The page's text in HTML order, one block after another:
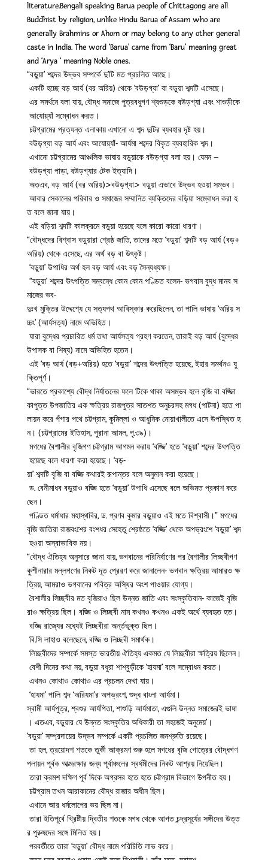
literature.Bengali speaking Barua people of Chittagong are all
Buddhist by religion, unlike Hindu Barua of Assam who are
generally Brahmins or Ahom or may belong to any other general
caste in India. The word ‘Barua’ came from ‘Baru’ meaning great
and ‘Arya ‘ meaning Noble ones.
“বড়ুয়া’ শব্দের উদ্ভব সম্পর্কে দু’টি মত প্রচলিত আছে।
একটি হচ্ছে বড় আর্য (বর অরিয়) থেকে ‘বউড়গ্যা’ বা বড়ুয়া শব্দটি এসেছে।
এর সমর্থনে বলা যায়, বৌদ্ধ সমাজে পুত্রবধুগণ শ্বশুড়কে বউড়গ্যা এবং শাশুড়ীকে
আযোয়্যাঁ সম্বোধন করত।
চট্টগ্রামের প্রত্যন্ত এলাকায় এখানো এ শব্দ দুটির ব্যবহার দৃষ্ট হয়।
বউড়গ্যা বড় আর্য এবং আযোয়্যাঁ- আর্যমা শব্দের বিকৃত ব্যবহারিক শব্দ।
এখানো চট্টগ্রামের আঞ্চলিক ভাষায় বড়ুয়াকে বউড়গ্যা বলা হয়। যেমন –
বউড়গ্যা পাড়া, বউড়গ্যার টেক ইত্যাদি।
অতএব, বড় আর্য (বর অরিয়)>বউড়গ্যা> বড়ুয়া এভাবে উদ্ভব হওয়া সম্ভব।
আবার সেকালের পরিবার ও সমাজের সম্মানিত ব্যক্তিদের বড়িয়া সম্বোধন করা হ
ত বলে জানা যায়।
এই বড়িয়া শব্দটি কালক্রমে বড়ুয়া হয়েছে বলে কারো কারো ধারণা।
“বৌদ্ধদের বিশ্বাস বড়ুয়ারা শ্রেষ্ঠ জাতি, তাদের মতে ‘বড়ুয়া’ শব্দটি বড় আর্য (বড়+
অরিয়) থেকে এসেছে, এর অর্থ বড় বা উৎকৃষ্ট।
‘বড়ুয়া’ উপাধির অর্থ হল বড় আর্য এবং বড় সৈন্যধ্যক্ষ।
“বড়ুয়া’ শব্দের উৎপত্তি সম্বন্ধে কোন কোন পণ্ডিত বলেন- ভগবান বুদ্ধ মানব স
মাজের ভব-
দুঃখ মুক্তির উদ্দেশ্যে যে সত্যপথ আবিস্কার করেছিলেন, তা পালি ভাষায় ‘অরিয় স
চ্চং’ (আর্যসত্য) নামে অভিহিত।
যারা বুদ্ধের প্রচারিত ধর্ম তথা আর্যসত্য গ্রহণ করতেন, তারাই বড় আর্য (বুদ্ধের
উপাসক বা শিষ্য) নামে অভিহিত হতেন।
এই ‘বড় আর্য (বড়+অরিয়) হতে ‘বড়ুয়া’ শব্দের উৎপত্তি হয়েছে, ইহার সমর্থনও যু
ক্তিপূর্ণ।
“ভারতে প্রকাশ্যে বৌদ্ধ নির্যাতনের ফলে টিকে থাকা অসম্ভব হলে বৃজি বা বজ্জিা
কাপুত্ত উপজাতির এক ক্ষত্রিয় রাজপুত্র সাতশত অনুচরসহ মগধ (পাটনা) হতে পা
লায়ন করে পঁগার পথে চট্টগ্রাম, কুমিল্লা ও আধুনিক নোয়াখালীতে এসে উপস্থিত হ
ন। (চট্টগ্রামের ইতিহাস, পুরানা আমল, পৃ.৩৯)।
মগধের বৈশালীর বৃজিগণ চট্টগ্রাম আগমন করায় ‘বজ্জি’ হতে ‘বড়ুয়া’ শব্দের উৎপত্তি
হয়েছে বলে ধারণা করা হয়েছে। ‘বড়-
য়া’ শব্দটি বৃজি বা বজ্জি কথারই রূপান্তর বলে অনুমান করা হয়েছে।
ড. বেনীমাধব বড়ুয়াও বজ্জি হতে ‘বড়ুয়া’ উপাধি এসেছে বলে অভিমত প্রকাশ করে
ছেন।
পণ্ডিত ধর্মাধার মহাস্থবির, ড. প্রণব কুমার বড়ুয়াও এই মতে বিশ্বাসী।” মগধের
বৃজি জাতিরা রাজবংশের বংশধর সেহেতু শ্রেষ্ঠতে ‘বজ্জি’ থেকে অপভ্রংশে ‘বড়ুয়া’ শব্দ
হওয়া অস্বাভাবিক নয়।
“বৌদ্ধ ঐতিহ্য অনুসারে জানা যায়, ভগবানের পরিনির্বাণের পর বৈশালীর লিচ্ছবীগণ
কুশীনারার মল্লগণের নিকট দূত প্রেরণ করে জানালেন- ভগবান ক্ষত্রিয় আমারও ক্ষ
ত্রিয়, আমরাও ভগবানের পবিত্র অস্থির অংশ পাওয়ার যোগ্য।
বৈশালীর লিচ্ছবীর মত বৃজিরাও ছিল উন্নত জাতি এবং সংস্কৃতিবান- কাজেই বৃজি
রাও ক্ষত্রিয় ছিল। বজ্জি ও লিচ্ছবী নাম কখনও কখনও একই অর্থে ব্যবহৃত হত।
বজ্জি রাজ্যের মধ্যেই লিচ্ছবীরা অর্ন্তভূক্ত ছিল।
বি.সি লাহাও বলেছেনে, বজ্জি ও লিচ্ছবী সমার্থক।
লিচ্ছবীদের সম্পর্কে সমস্ত ভারতীয় ঐতিহ্য একমত যে লিচ্ছবীরা ক্ষত্রিয় ছিলেন।
বেশী দিনের কথা নয়, বড়ুয়া বধুরা শাশ্বুড়ীকে ‘হাযমা’ বলে সম্বোধন করত।
এখনও কোথাও কোথাও এর প্রচলন দেখা যায়।
‘হাযমা’ পালি শব্দ ‘অরিযমা’র অপভ্রংশ, শুদ্ধ বাংলা আর্যমা।
স্বামী আর্যপুত্র, শ্বশুর আর্যপিতা, শাশুড়ি আর্যমাতা, এগুলি উন্নত সমাজেরই ভাষা
। এতএব, বড়ুয়ার যে উন্নত সংস্কৃতির অধিকারী তা সহজেই অনুমেয়’।
’বড়ুয়া’ সম্প্রদায়ের উদ্ভব সম্পর্কে একটি প্রচলিত জনশ্রুতি রয়েছে।
তা হল, ত্রয়োদশ শতকে তুর্কী আক্রমণ শুরু হলে মগধের বৃজি গোত্রের বৌদ্ধগণ
পলায়ন পূর্বক আত্মরক্ষার জন্য পূর্বাঞ্চলের স্বর্ধমীদের নিকট আশ্রয় নিয়েছিল।
তারা ক্রমশ দক্ষিণ পূর্ব দিকে অগ্রসর হতে হতে চট্টগ্রাম বিভাগে উপনীত হয়।
চট্টগ্রাম তখন আরাকানের বৌদ্ধ রাজার অধীন ছিল।
এখানে আর ধর্মলোপের ভয় ছিল না।
তারা ইতিপূর্বে খ্রিষ্টীয় দ্বিতীয় শতকে মগধ থেকে আগত চন্দ্রসূর্যের সঙ্গীদের উত্ত
র পুরুষদের সঙ্গে মিলিত হয়।
পরবর্তীতে তারা ‘বড়ুয়া’ বৌদ্ধ নামে পরিচিতি লাভ করে।